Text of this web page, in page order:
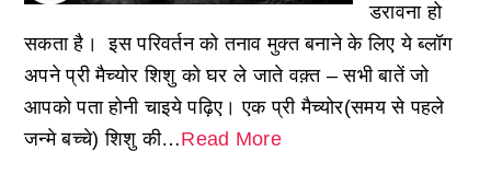
डरावना हो
सकता है। इस परिवर्तन को तनाव मुक्त बनाने के लिए ये ब्लॉग
अपने प्री मैच्योर शिशु को घर ले जाते वक़्त – सभी बातें जो
आपको पता होनी चाइये पढ़िए। एक प्री मैच्योर(समय से पहले
जन्मे बच्चे) शिशु की…Read More